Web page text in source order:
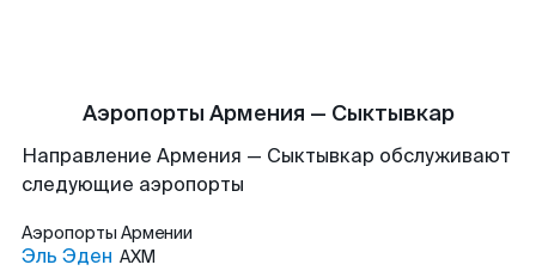
Аэропорты Армения — Сыктывкар
Направление Армения — Сыктывкар обслуживают
следующие аэропорты
Аэропорты Армении
Эль Эден AXM